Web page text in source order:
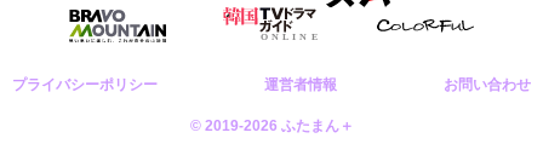
プライバシーポリシー 運営者情報 お問い合わせ
© 2019-2026 ふたまん＋